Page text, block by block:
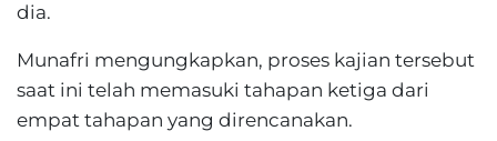
dia.
Munafri mengungkapkan, proses kajian tersebut
saat ini telah memasuki tahapan ketiga dari
empat tahapan yang direncanakan.